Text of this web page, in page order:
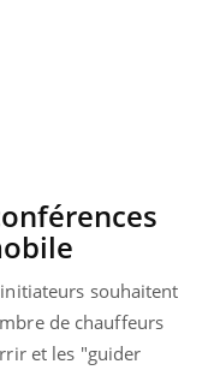
souhaitent
de chauffeurs
et les "guider